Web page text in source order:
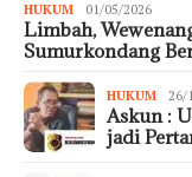
HUKUM 01/05/2026
Limbah,
Sumurkondang
HUKUM 26/
Askun :
jadi